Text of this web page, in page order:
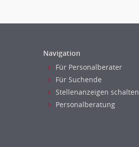
Navigation
Für Personalberater
Für Suchende
Stellenanzeigen schalten
Personalberatung